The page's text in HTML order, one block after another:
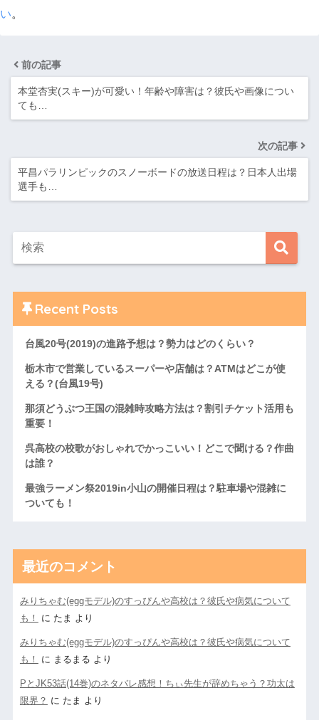
い。
前の記事
本堂杏実(スキー)が可愛い！年齢や障害は？彼氏や画像につい
ても…
次の記事
平昌パラリンピックのスノーボードの放送日程は？日本人出場
選手も…
Recent Posts
台風20号(2019)の進路予想は？勢力はどのくらい？
栃木市で営業しているスーパーや店舗は？ATMはどこが使
える？(台風19号)
那須どうぶつ王国の混雑時攻略方法は？割引チケット活用も
重要！
呉高校の校歌がおしゃれでかっこいい！どこで聞ける？作曲
は誰？
最強ラーメン祭2019in小山の開催日程は？駐車場や混雑に
ついても！
最近のコメント
みりちゃむ(eggモデル)のすっぴんや高校は？彼氏や病気について
も！
に たま より
みりちゃむ(eggモデル)のすっぴんや高校は？彼氏や病気について
も！
に まるまる より
PとJK53話(14巻)のネタバレ感想！ちぃ先生が辞めちゃう？功太は
限界？ に たま より